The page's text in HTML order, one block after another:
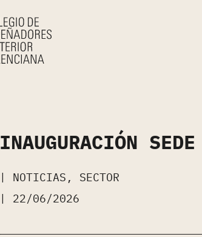
INAUGURACIÓN SEDE
| NOTICIAS , SECTOR
|
22/06/2026